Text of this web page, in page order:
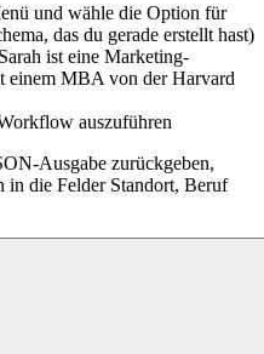
und wähle die Option für
das du gerade erstellt hast)
ist eine Marketing-
einem MBA von der Harvard
auszuführen
Ausgabe zurückgeben,
in die Felder Standort, Beruf